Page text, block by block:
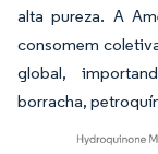
alta pureza. A
consomem
global,
borracha,